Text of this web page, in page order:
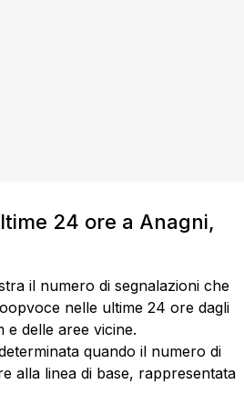
24 ore a Anagni,
il numero di segnalazioni che
nelle ultime 24 ore dagli
e delle aree vicine.
quando il numero di
alla linea di base, rappresentata